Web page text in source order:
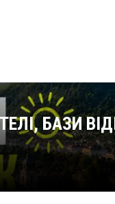
БАЗИ